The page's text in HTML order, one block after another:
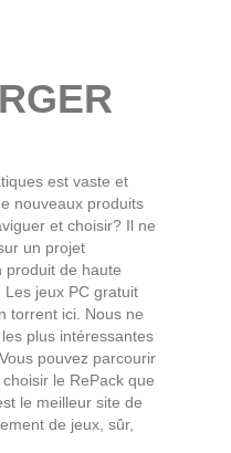
est vaste et
nouveaux produits
et choisir? Il ne
un projet
produit de haute
jeux PC gratuit
torrent ici. Nous ne
plus intéressantes
pouvez parcourir
le RePack que
le meilleur site de
de jeux, sûr,